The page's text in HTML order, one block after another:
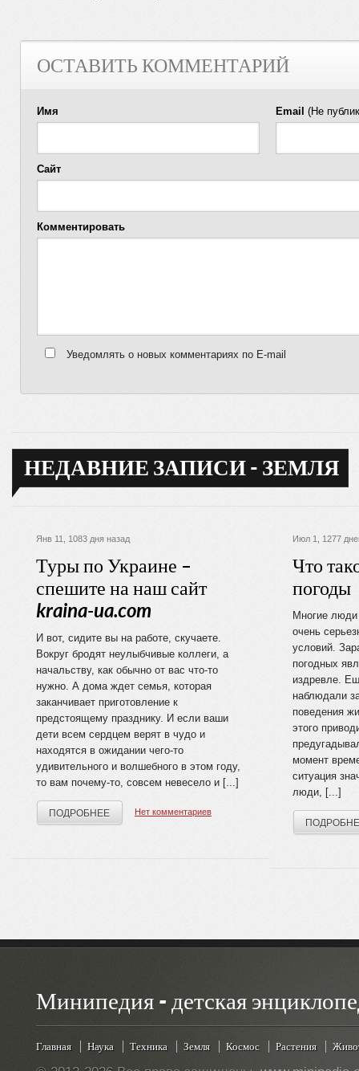
ОСТАВИТЬ КОММЕНТАРИЙ
Имя Email (Не
Сайт
Комментировать
Уведомлять о новых комментариях по E-mail
НЕДАВНИЕ ЗАПИСИ - ЗЕМЛЯ
Янв 11, 1083 дня назад
Туры по Украине –
спешите на наш сайт
kraina-ua.com
И вот, сидите вы на работе, скучаете.
Вокруг бродят неулыбчивые коллеги, а
начальству, как обычно от вас что-то
нужно. А дома ждет семья, которая
заканчивает приготовление к
предстоящему празднику. И если ваши
дети всем сердцем верят в чудо и
находятся в ожидании чего-то
удивительного и волшебного в этом году,
то вам почему-то, совсем невесело и [...]
ПОДРОБНЕЕ Нет комментариев
Июл 1, 1277
Что
погоды
Многие люди
очень
условий.
погодных
издревле.
наблюдали
поведения
этого
момент
ситуация
люди, [...]
Минипедия - детская
Главная Наука Техника Земля Космос Растения